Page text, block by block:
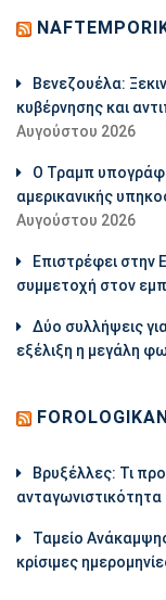
Βενεζουέλα:
κυβέρνησης και
Αυγούστου 2026
Ο Τραμπ
αμερικανικής
Αυγούστου 2026
Επιστρέφει στην
συμμετοχή στον
Δύο συλλήψεις
εξέλιξη η μεγάλη
Βρυξέλλες: Τι
Ταμείο
κρίσιμες